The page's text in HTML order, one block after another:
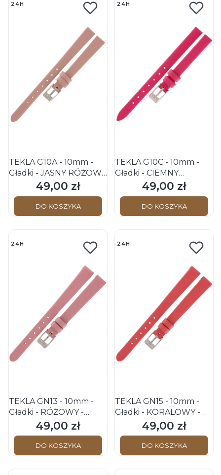
24H
TEKLA G10A - 10mm -
Gładki - JASNY RÓŻOWY
- Skórzany pasek do
zegarka
Cena
49,00 zł
DO KOSZYKA
24H
TEKLA G10C - 10mm -
Gładki - CIEMNY
RÓŻOWY - Skórzany
pasek do zegarka
Cena
49,00 zł
DO KOSZYKA
24H
TEKLA GN13 - 10mm -
Gładki - RÓŻOWY -
Skórzany pasek do
zegarka
Cena
49,00 zł
DO KOSZYKA
24H
TEKLA GN15 - 10mm -
Gładki - KORALOWY -
Skórzany pasek do
zegarka
Cena
49,00 zł
DO KOSZYKA